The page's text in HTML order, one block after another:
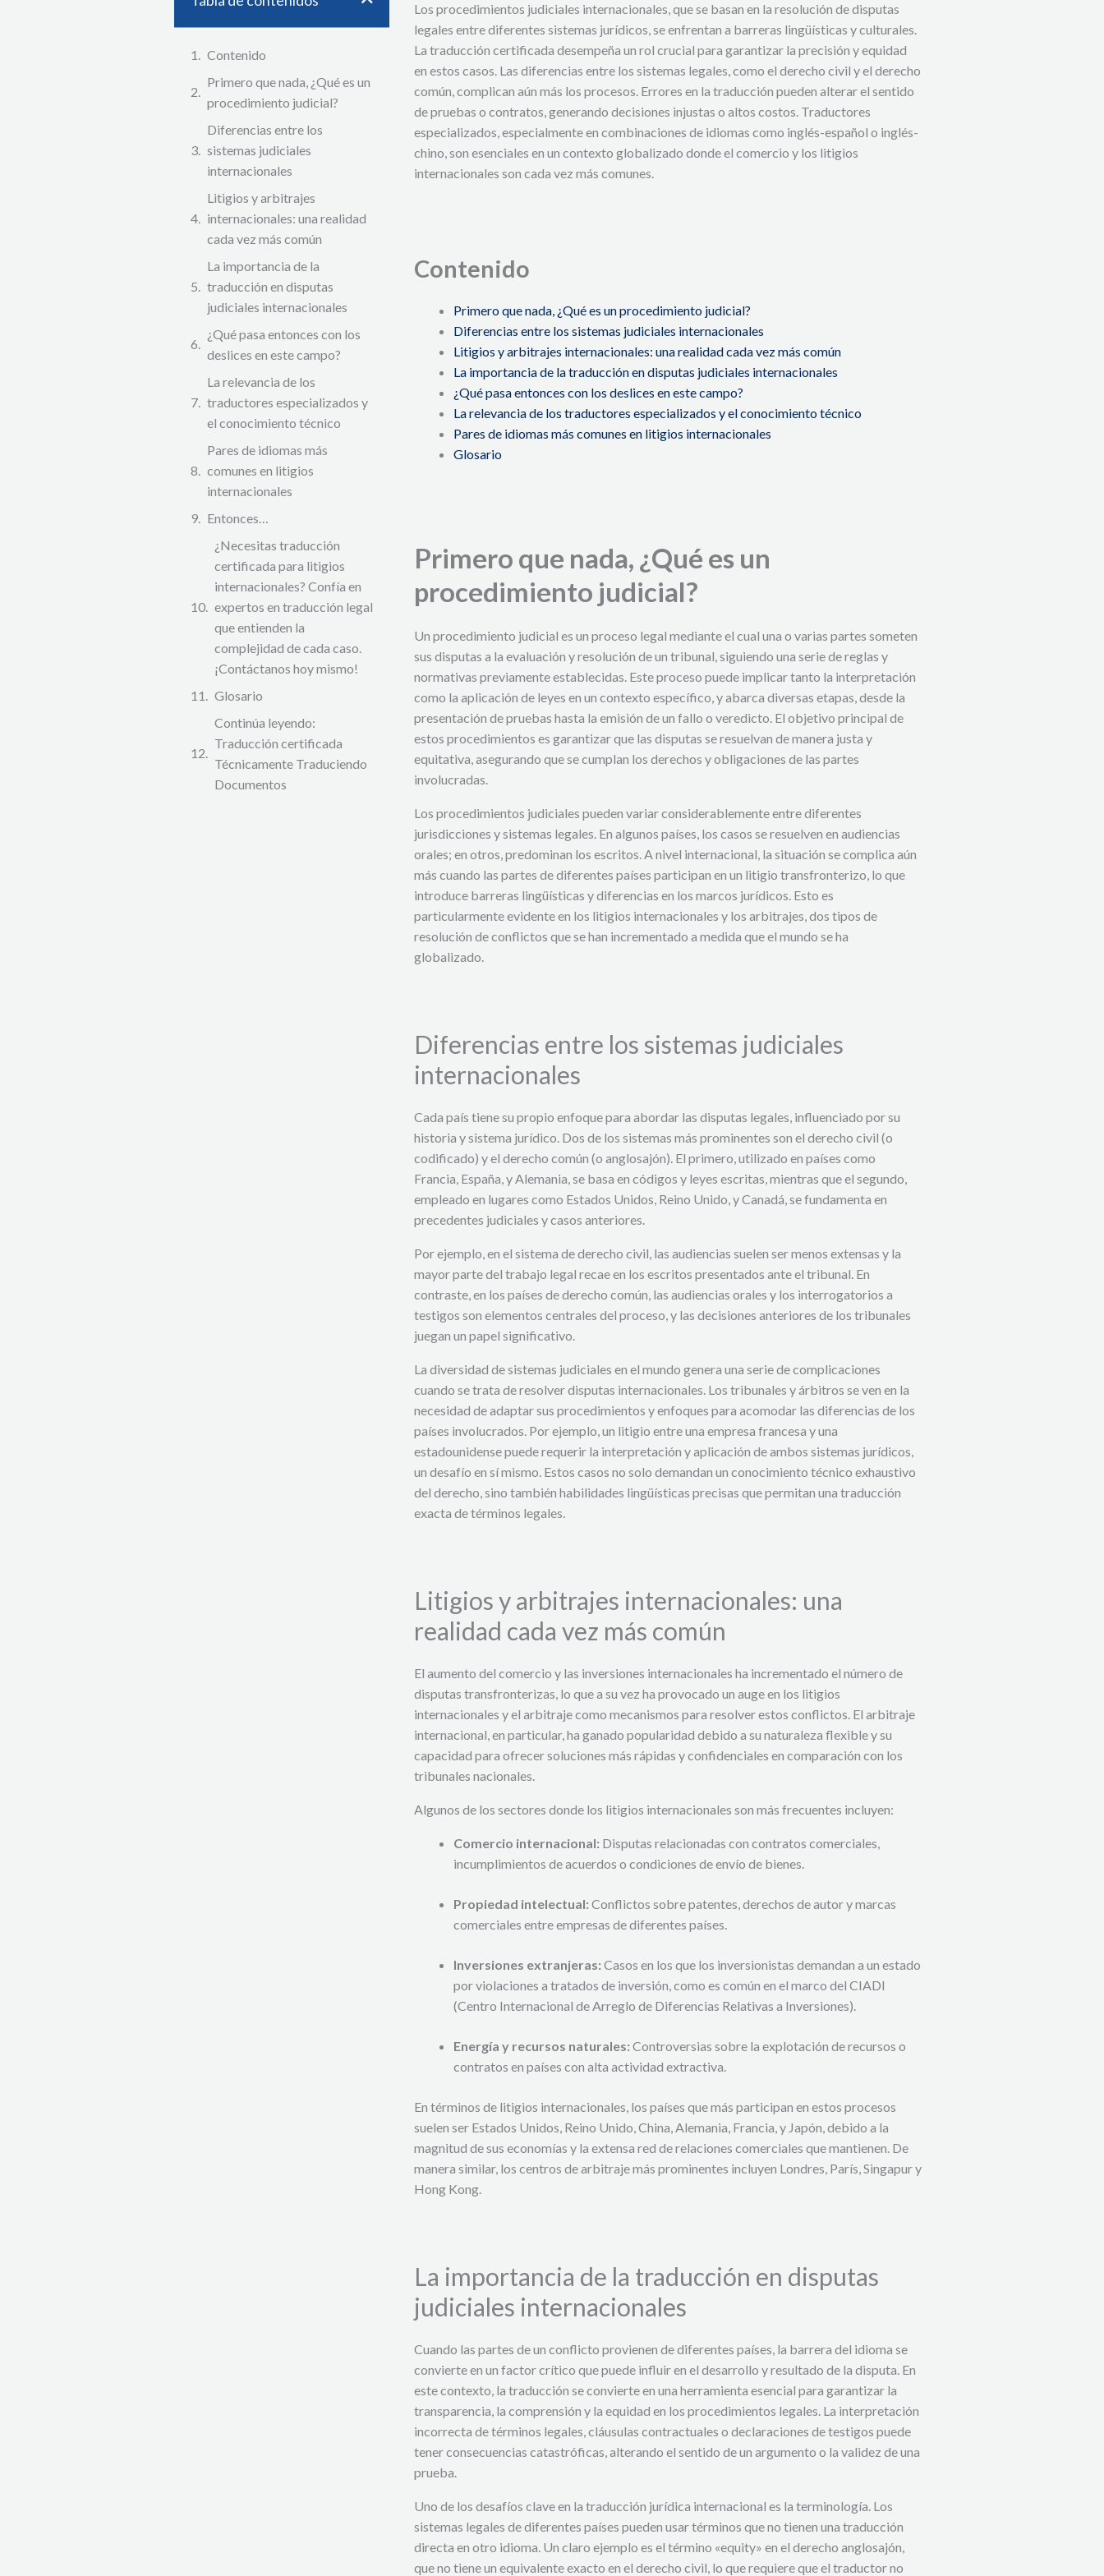
Contenido
Primero que nada, ¿Qué es un
procedimiento judicial?
Diferencias entre los
sistemas judiciales
internacionales
Litigios y arbitrajes
internacionales: una realidad
cada vez más común
La importancia de la
traducción en disputas
judiciales internacionales
¿Qué pasa entonces con los
deslices en este campo?
La relevancia de los
traductores especializados y
el conocimiento técnico
Pares de idiomas más
comunes en litigios
internacionales
Entonces…
¿Necesitas traducción
certificada para litigios
internacionales? Confía en
expertos en traducción legal
que entienden la
complejidad de cada caso.
¡Contáctanos hoy mismo!
Glosario
Continúa leyendo:
Traducción certificada
Técnicamente Traduciendo
Documentos
Los procedimientos judiciales internacionales, que se basan en la resolución de disputas
legales entre diferentes sistemas jurídicos, se enfrentan a barreras lingüísticas y culturales.
La traducción certificada desempeña un rol crucial para garantizar la precisión y equidad
en estos casos. Las diferencias entre los sistemas legales, como el derecho civil y el derecho
común, complican aún más los procesos. Errores en la traducción pueden alterar el sentido
de pruebas o contratos, generando decisiones injustas o altos costos. Traductores
especializados, especialmente en combinaciones de idiomas como inglés-español o inglés-
chino, son esenciales en un contexto globalizado donde el comercio y los litigios
internacionales son cada vez más comunes.
Contenido
Primero que nada, ¿Qué es un procedimiento judicial?
Diferencias entre los sistemas judiciales internacionales
Litigios y arbitrajes internacionales: una realidad cada vez más común
La importancia de la traducción en disputas judiciales internacionales
¿Qué pasa entonces con los deslices en este campo?
La relevancia de los traductores especializados y el conocimiento técnico
Pares de idiomas más comunes en litigios internacionales
Glosario
Primero que nada, ¿Qué es un
procedimiento judicial?
Un procedimiento judicial es un proceso legal mediante el cual una o varias partes someten
sus disputas a la evaluación y resolución de un tribunal, siguiendo una serie de reglas y
normativas previamente establecidas. Este proceso puede implicar tanto la interpretación
como la aplicación de leyes en un contexto específico, y abarca diversas etapas, desde la
presentación de pruebas hasta la emisión de un fallo o veredicto. El objetivo principal de
estos procedimientos es garantizar que las disputas se resuelvan de manera justa y
equitativa, asegurando que se cumplan los derechos y obligaciones de las partes
involucradas.
Los procedimientos judiciales pueden variar considerablemente entre diferentes
jurisdicciones y sistemas legales. En algunos países, los casos se resuelven en audiencias
orales; en otros, predominan los escritos. A nivel internacional, la situación se complica aún
más cuando las partes de diferentes países participan en un litigio transfronterizo, lo que
introduce barreras lingüísticas y diferencias en los marcos jurídicos. Esto es
particularmente evidente en los litigios internacionales y los arbitrajes, dos tipos de
resolución de conflictos que se han incrementado a medida que el mundo se ha
globalizado.
Diferencias entre los sistemas judiciales
internacionales
Cada país tiene su propio enfoque para abordar las disputas legales, influenciado por su
historia y sistema jurídico. Dos de los sistemas más prominentes son el derecho civil (o
codificado) y el derecho común (o anglosajón). El primero, utilizado en países como
Francia, España, y Alemania, se basa en códigos y leyes escritas, mientras que el segundo,
empleado en lugares como Estados Unidos, Reino Unido, y Canadá, se fundamenta en
precedentes judiciales y casos anteriores.
Por ejemplo, en el sistema de derecho civil, las audiencias suelen ser menos extensas y la
mayor parte del trabajo legal recae en los escritos presentados ante el tribunal. En
contraste, en los países de derecho común, las audiencias orales y los interrogatorios a
testigos son elementos centrales del proceso, y las decisiones anteriores de los tribunales
juegan un papel significativo.
La diversidad de sistemas judiciales en el mundo genera una serie de complicaciones
cuando se trata de resolver disputas internacionales. Los tribunales y árbitros se ven en la
necesidad de adaptar sus procedimientos y enfoques para acomodar las diferencias de los
países involucrados. Por ejemplo, un litigio entre una empresa francesa y una
estadounidense puede requerir la interpretación y aplicación de ambos sistemas jurídicos,
un desafío en sí mismo. Estos casos no solo demandan un conocimiento técnico exhaustivo
del derecho, sino también habilidades lingüísticas precisas que permitan una traducción
exacta de términos legales.
Litigios y arbitrajes internacionales: una
realidad cada vez más común
El aumento del comercio y las inversiones internacionales ha incrementado el número de
disputas transfronterizas, lo que a su vez ha provocado un auge en los litigios
internacionales y el arbitraje como mecanismos para resolver estos conflictos. El arbitraje
internacional, en particular, ha ganado popularidad debido a su naturaleza flexible y su
capacidad para ofrecer soluciones más rápidas y confidenciales en comparación con los
tribunales nacionales.
Algunos de los sectores donde los litigios internacionales son más frecuentes incluyen:
Comercio internacional: Disputas relacionadas con contratos comerciales,
incumplimientos de acuerdos o condiciones de envío de bienes.
Propiedad intelectual: Conflictos sobre patentes, derechos de autor y marcas
comerciales entre empresas de diferentes países.
Inversiones extranjeras: Casos en los que los inversionistas demandan a un estado
por violaciones a tratados de inversión, como es común en el marco del CIADI
(Centro Internacional de Arreglo de Diferencias Relativas a Inversiones).
Energía y recursos naturales: Controversias sobre la explotación de recursos o
contratos en países con alta actividad extractiva.
En términos de litigios internacionales, los países que más participan en estos procesos
suelen ser Estados Unidos, Reino Unido, China, Alemania, Francia, y Japón, debido a la
magnitud de sus economías y la extensa red de relaciones comerciales que mantienen. De
manera similar, los centros de arbitraje más prominentes incluyen Londres, París, Singapur y
Hong Kong.
La importancia de la traducción en disputas
judiciales internacionales
Cuando las partes de un conflicto provienen de diferentes países, la barrera del idioma se
convierte en un factor crítico que puede influir en el desarrollo y resultado de la disputa. En
este contexto, la traducción se convierte en una herramienta esencial para garantizar la
transparencia, la comprensión y la equidad en los procedimientos legales. La interpretación
incorrecta de términos legales, cláusulas contractuales o declaraciones de testigos puede
tener consecuencias catastróficas, alterando el sentido de un argumento o la validez de una
prueba.
Uno de los desafíos clave en la traducción jurídica internacional es la terminología. Los
sistemas legales de diferentes países pueden usar términos que no tienen una traducción
directa en otro idioma. Un claro ejemplo es el término «equity» en el derecho anglosajón,
que no tiene un equivalente exacto en el derecho civil, lo que requiere que el traductor no